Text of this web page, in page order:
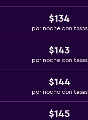
$134
por noche con tasas
$143
por noche con tasas
$144
por noche con tasas
$145